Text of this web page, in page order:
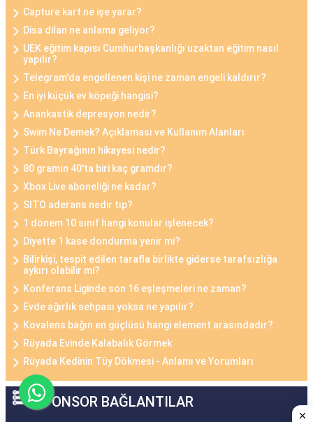
Capture kart ne işe yarar?
Disa dilan ne anlama geliyor?
UEK eğitim kapısı Cumhurbaşkanlığı uzaktan eğitim nasıl
yapılır?
Telegram'da engellenen kişi ne zaman engeli kaldırır?
En iyi küçük ev köpeği hangisi?
Anankastik depresyon nedir?
Swim Ne Demek? Açıklaması ve Kullanım Alanları
Türk Bayrağının hikayesi nedir?
80 gramın 40'ta biri kaç gramdır?
Xbox Live aboneliği ne kadar?
SITO aderans nedir tıp?
1 dönem 10 sınıf hangi konular işlenecek?
Diyette 1 kase dondurma yenir mi?
Bilirkişi, tespit edilen tarafla birlikte giderse tarafsızlığa
aykırı olabilir mi?
Konferans Liginde son 16 eşleşmeleri ne zaman?
Evde ağırlık sehpası yoksa ne yapılır?
Kovalens bağın en güçlüsü hangi element arasındadır?
Rüyada Evinde Kalabalık Görmek
Rüyada Kedinin Tüy Dökmesi - Anlamı ve Yorumları
SPONSOR BAĞLANTILAR